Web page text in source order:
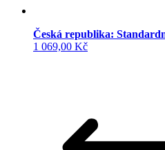
Česká republika:
1 069,00 Kč